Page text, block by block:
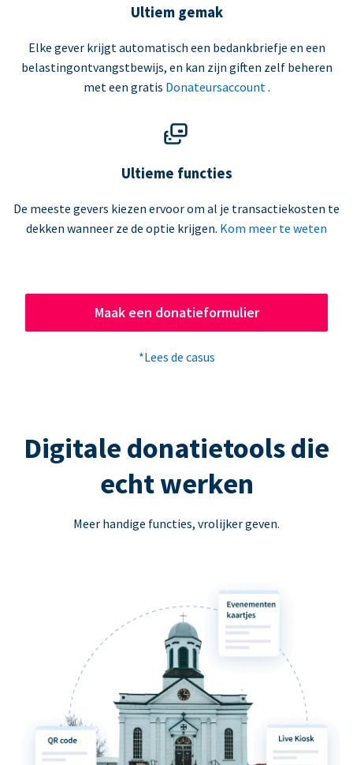
Ultiem gemak
Elke gever krijgt automatisch een bedankbriefje en een
belastingontvangstbewijs, en kan zijn giften zelf beheren
met een gratis Donateursaccount.
Ultieme functies
De meeste gevers kiezen ervoor om al je transactiekosten te
dekken wanneer ze de optie krijgen. Kom meer te weten
Maak een donatieformulier
*Lees de casus
Digitale donatietools die
echt werken
Meer handige functies, vrolijker geven.